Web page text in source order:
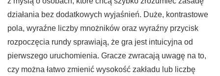
działania bez dodatkowych wyjaśnień. Duże, kontrastowe
pola, wyraźne liczby mnożników oraz wyraźny przycisk
rozpoczęcia rundy sprawiają, że gra jest intuicyjna od
pierwszego uruchomienia. Gracze zwracają uwagę na to,
czy można łatwo zmienić wysokość zakładu lub liczbę